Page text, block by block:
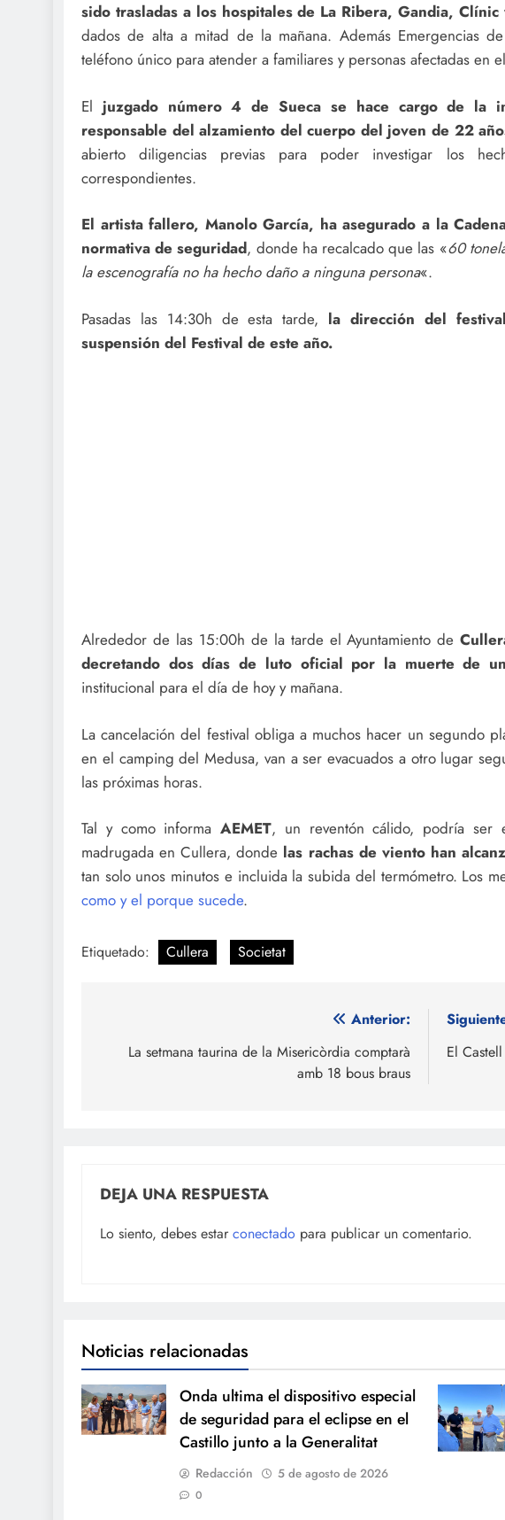
sido trasladas a los hospitales de La Ribera, Gandia, Clínic
dados de alta a mitad de la mañana. Además Emergencias
teléfono único para atender a familiares y personas afectadas en
El juzgado número 4 de Sueca se hace cargo de la
responsable del alzamiento del cuerpo del joven de 22
abierto diligencias previas para poder investigar los
correspondientes.
El artista fallero, Manolo García, ha asegurado a la
normativa de seguridad, donde ha recalcado que las «60
la escenografía no ha hecho daño a ninguna persona«.
Pasadas las 14:30h de esta tarde, la dirección del
suspensión del Festival de este año.
Alrededor de las 15:00h de la tarde el Ayuntamiento de
decretando dos días de luto oficial por la muerte de
institucional para el día de hoy y mañana.
La cancelación del festival obliga a muchos hacer un segundo
en el camping del Medusa, van a ser evacuados a otro lugar
las próximas horas.
Tal y como informa AEMET, un reventón cálido, podría ser
madrugada en Cullera, donde las rachas de viento han
tan solo unos minutos e incluida la subida del termómetro. Los
como y el porque sucede.
Etiquetado: Cullera Societat
Anterior:
La setmana taurina de la Misericòrdia comptarà
amb 18 bous braus
El
DEJA UNA RESPUESTA
Lo siento, debes estar conectado para publicar un comentario.
Noticias relacionadas
Onda ultima el dispositivo especial
de seguridad para el eclipse en el
Castillo junto a la Generalitat
Redacción 5 de agosto de 2026
0